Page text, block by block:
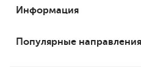
Информация
Популярные направления